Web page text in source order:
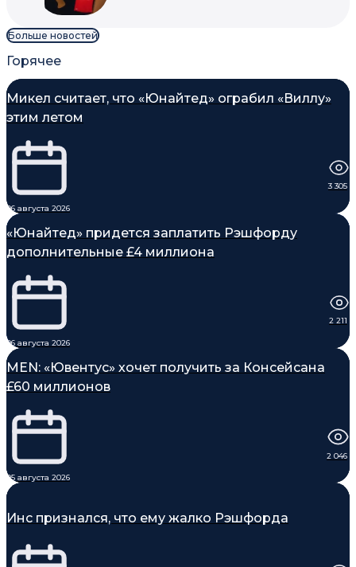
Больше новостей
Горячее
Микел считает, что «Юнайтед» ограбил «Виллу»
этим летом
06 августа 2026
3 305
«Юнайтед» придется заплатить Рэшфорду
дополнительные £4 миллиона
06 августа 2026
2 211
MEN: «Ювентус» хочет получить за Консейсана
£60 миллионов
05 августа 2026
2 046
Инс признался, что ему жалко Рэшфорда